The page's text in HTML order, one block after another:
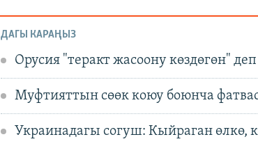
ДАГЫ КАРАҢЫЗ
Орусия "теракт жасоону көздөгөн"
Муфтияттын сөөк коюу боюнча
Украинадагы согуш: Кыйраган өлкө,